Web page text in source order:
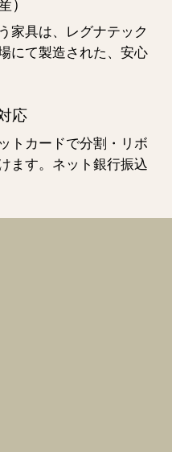
家具は、レグナテック
にて製造された、安心
応
トカードで分割・リボ
ます。ネット銀行振込